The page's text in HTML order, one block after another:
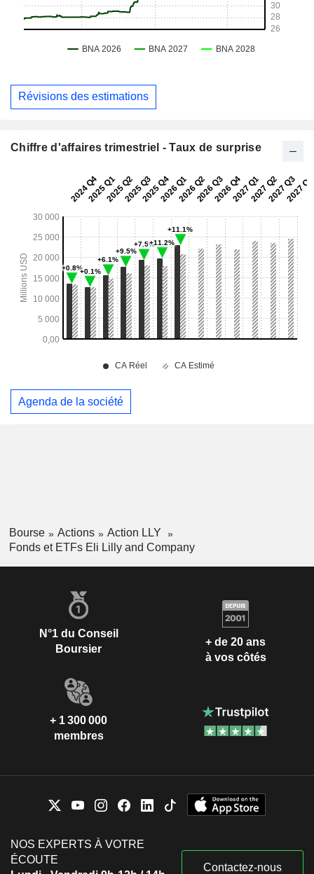
Révisions des estimations
Chiffre d'affaires trimestriel - Taux de surprise
Agenda de la société
Bourse Actions
Action LLY
Fonds et ETFs Eli Lilly and Company
N°1 du Conseil
Boursier
+ de 20 ans
à vos côtés
+ 1 300 000
membres
NOS EXPERTS À VOTRE
ÉCOUTE
Contactez-nous